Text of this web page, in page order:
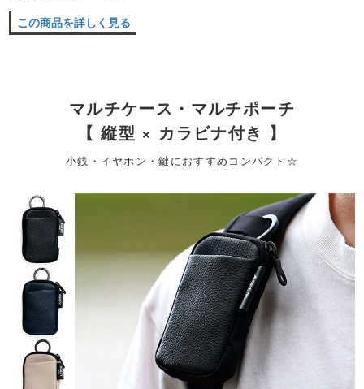
この商品を詳しく見る
マルチケース・マルチポーチ
【 縦型 × カラビナ付き 】
小銭・イヤホン・鍵におすすめコンパクト☆